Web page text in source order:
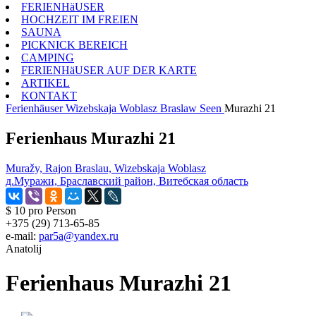
FERIENHäUSER
HOCHZEIT IM FREIEN
SAUNA
PICKNICK BEREICH
CAMPING
FERIENHäUSER AUF DER KARTE
ARTIKEL
KONTAKT
Ferienhäuser Wizebskaja Woblasz Braslaw Seen Murazhi 21
Ferienhaus Murazhi 21
Muražy, Rajon Braslau, Wizebskaja Woblasz
д.Муражи, Браславский район, Витебская область
$ 10 pro Person
+375 (29) 713-65-85
e-mail: par5a@yandex.ru
Anatolij
Ferienhaus Murazhi 21